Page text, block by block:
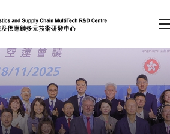
按回车键）
会员登录
A A EN 繁 简